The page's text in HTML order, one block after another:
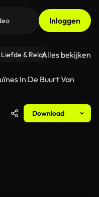
Inloggen
Liefde & Relaties - Fitness
Alles bekijken
In De Buurt Van
Download